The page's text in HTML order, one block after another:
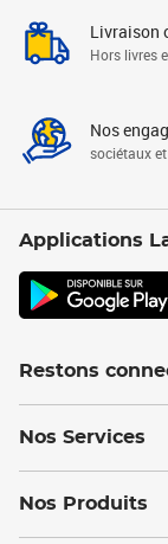
Livraison
Hors livres
Nos
sociétaux
Applications
Restons
Nos Services
Nos Produits